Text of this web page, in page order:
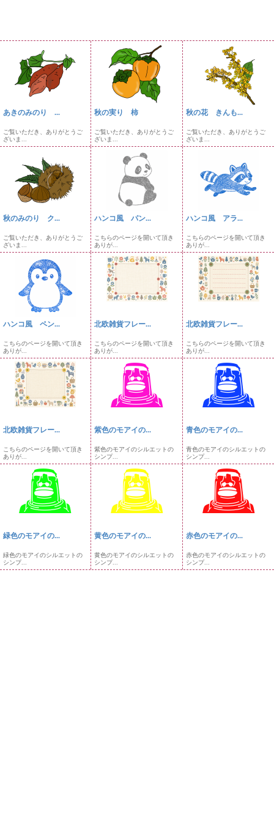
あきのみのり ...
ご覧いただき、ありがとうご
ざいま...
秋の実り 柿
ご覧いただき、ありがとうご
ざいま...
秋の花 きんも...
ご覧いただき、ありがとうご
ざいま...
秋のみのり ク...
ご覧いただき、ありがとうご
ざいま...
ハンコ風 パン...
こちらのページを開いて頂き
ありが...
ハンコ風 アラ...
こちらのページを開いて頂き
ありが...
ハンコ風 ペン...
こちらのページを開いて頂き
ありが...
北欧雑貨フレー...
こちらのページを開いて頂き
ありが...
北欧雑貨フレー...
こちらのページを開いて頂き
ありが...
北欧雑貨フレー...
こちらのページを開いて頂き
ありが...
紫色のモアイの...
紫色のモアイのシルエットの
シンプ...
青色のモアイの...
青色のモアイのシルエットの
シンプ...
緑色のモアイの...
緑色のモアイのシルエットの
シンプ...
黄色のモアイの...
黄色のモアイのシルエットの
シンプ...
赤色のモアイの...
赤色のモアイのシルエットの
シンプ...